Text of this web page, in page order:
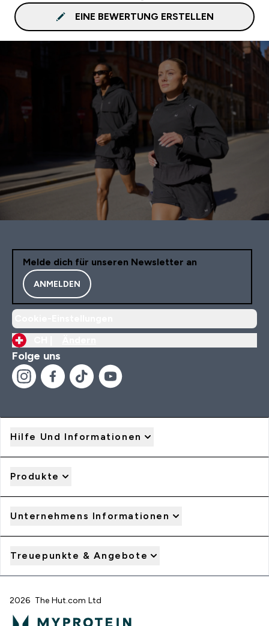
EINE BEWERTUNG ERSTELLEN
Melde dich für unseren Newsletter an
ANMELDEN
Folge uns
Hilfe Und Informationen
Produkte
Unternehmens Informationen
Treuepunkte & Angebote
2026 The Hut.com Ltd